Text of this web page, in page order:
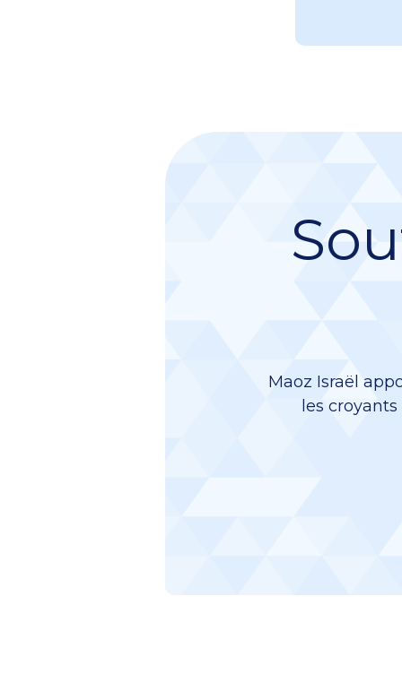
Maoz Israël
les